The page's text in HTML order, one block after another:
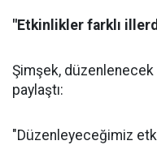
"Etkinlikler farklı
Şimşek,
paylaştı:
"Düzenleyeceğimiz